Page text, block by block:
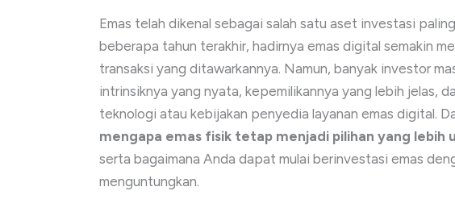
Emas telah dikenal sebagai salah satu aset investasi
beberapa tahun terakhir, hadirnya emas digital semakin
transaksi yang ditawarkannya. Namun, banyak investor
intrinsiknya yang nyata, kepemilikannya yang lebih jelas,
teknologi atau kebijakan penyedia layanan emas digital.
mengapa emas fisik tetap menjadi pilihan yang lebih
serta bagaimana Anda dapat mulai berinvestasi emas
menguntungkan.